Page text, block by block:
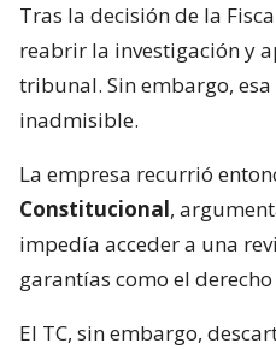
Tras la decisión de la
reabrir la investigación y
tribunal. Sin embargo,
inadmisible.
La empresa recurrió
Constitucional,
impedía acceder a una
garantías como el
El TC, sin embargo,